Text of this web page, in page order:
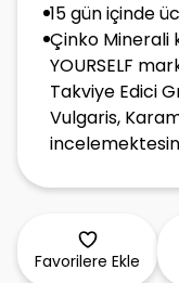
15 gün içinde
Çinko Minerali
YOURSELF
Takviye Edici
Vulgaris,
Favorilere Ekle